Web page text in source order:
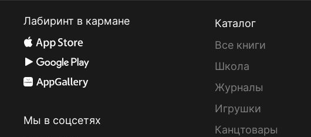
Лабиринт в кармане
Мы в соцсетях
Каталог
Все книги
Школа
Журналы
Игрушки
Канцтовары